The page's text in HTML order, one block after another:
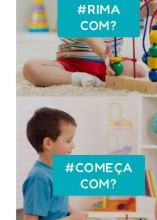
#RIMA
COM?
#COMEÇA
COM?